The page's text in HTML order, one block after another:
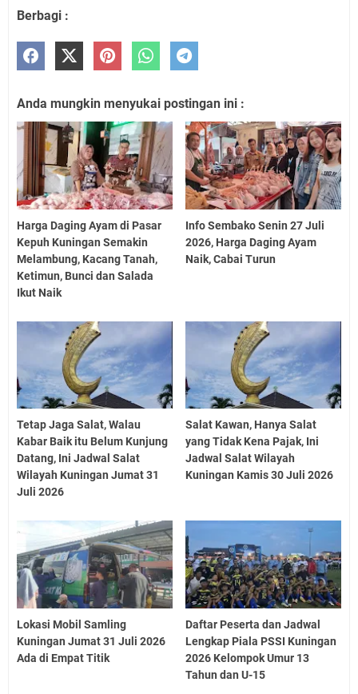
Berbagi :
Anda mungkin menyukai postingan ini :
Harga Daging Ayam di Pasar
Kepuh Kuningan Semakin
Melambung, Kacang Tanah,
Ketimun, Bunci dan Salada
Ikut Naik
Info Sembako Senin 27 Juli
2026, Harga Daging Ayam
Naik, Cabai Turun
Tetap Jaga Salat, Walau
Kabar Baik itu Belum Kunjung
Datang, Ini Jadwal Salat
Wilayah Kuningan Jumat 31
Juli 2026
Salat Kawan, Hanya Salat
yang Tidak Kena Pajak, Ini
Jadwal Salat Wilayah
Kuningan Kamis 30 Juli 2026
Lokasi Mobil Samling
Kuningan Jumat 31 Juli 2026
Ada di Empat Titik
Daftar Peserta dan Jadwal
Lengkap Piala PSSI Kuningan
2026 Kelompok Umur 13
Tahun dan U-15